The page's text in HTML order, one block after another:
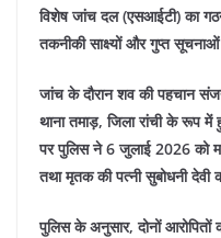
विशेष जांच दल (एसआईटी) का
तकनीकी साक्ष्यों और गुप्त
जांच के दौरान शव की पहचान संजय
थाना तमाड़, जिला रांची के रूप में
पर पुलिस ने 6 जुलाई 2026 को
तथा मृतक की पत्नी सुबोधनी देवी
पुलिस के अनुसार, दोनों आरोपितों